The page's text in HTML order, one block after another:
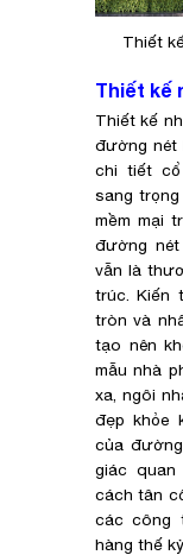
Thiết
Thiết kế
Thiết kế
đường nét
chi tiết cổ
sang
mềm mại
đường
vẫn là
trúc. Kiến
tròn và
tạo nên
mẫu nhà
xa, ngôi
đẹp khỏe
của
giác quan
cách tân
các công
hàng thế